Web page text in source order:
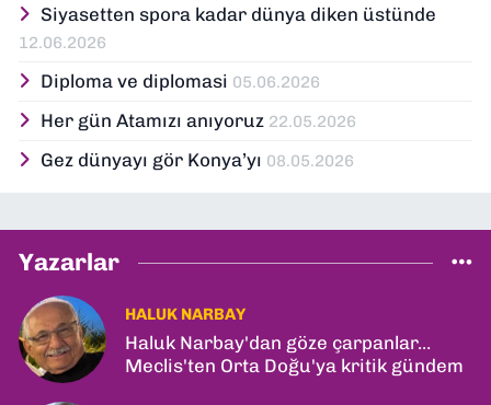
Siyasetten spora kadar dünya diken üstünde
12.06.2026
Diploma ve diplomasi 05.06.2026
Her gün Atamızı anıyoruz 22.05.2026
Gez dünyayı gör Konya’yı 08.05.2026
Yazarlar
HALUK NARBAY
Haluk Narbay'dan göze çarpanlar...
Meclis'ten Orta Doğu'ya kritik gündem